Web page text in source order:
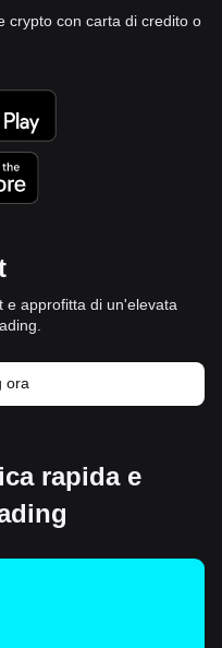
crypto con carta di credito o
e approfitta di un'elevata
ora
rapida e